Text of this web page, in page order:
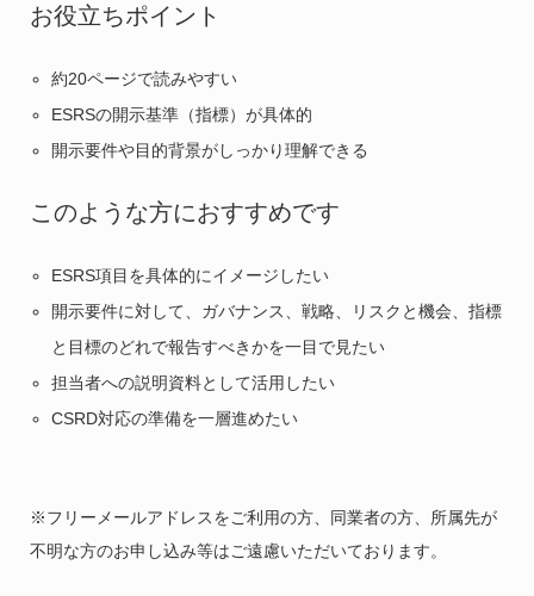
お役立ちポイント
約20ページで読みやすい
ESRSの開示基準（指標）が具体的
開示要件や目的背景がしっかり理解できる
このような方におすすめです
ESRS項目を具体的にイメージしたい
開示要件に対して、ガバナンス、戦略、リスクと機会、指標
と目標のどれで報告すべきかを一目で見たい
担当者への説明資料として活用したい
CSRD対応の準備を一層進めたい
※フリーメールアドレスをご利用の方、同業者の方、所属先が
不明な方のお申し込み等はご遠慮いただいております。